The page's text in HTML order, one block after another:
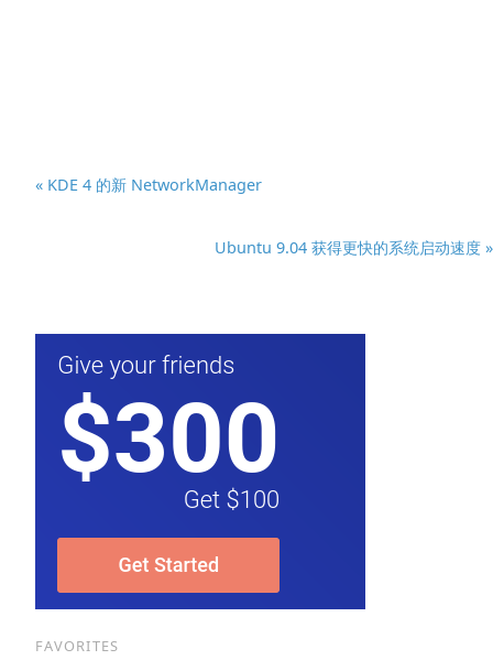
« KDE 4 的新 NetworkManager
Ubuntu 9.04 获得更快的系统启动速度 »
FAVORITES